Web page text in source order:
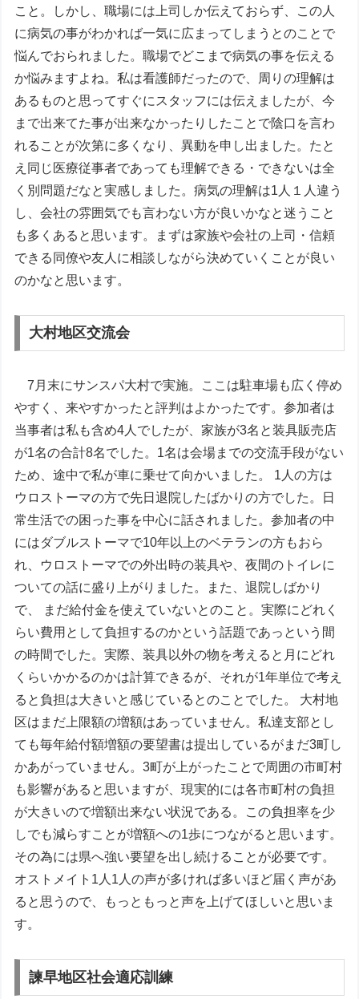
こと。しかし、職場には上司しか伝えておらず、この人
に病気の事がわかれば一気に広まってしまうとのことで
悩んでおられました。職場でどこまで病気の事を伝える
か悩みますよね。私は看護師だったので、周りの理解は
あるものと思ってすぐにスタッフには伝えましたが、今
まで出来てた事が出来なかったりしたことで陰口を言わ
れることが次第に多くなり、異動を申し出ました。たと
え同じ医療従事者であっても理解できる・できないは全
く別問題だなと実感しました。病気の理解は1人１人違う
し、会社の雰囲気でも言わない方が良いかなと迷うこと
も多くあると思います。まずは家族や会社の上司・信頼
できる同僚や友人に相談しながら決めていくことが良い
のかなと思います。
大村地区交流会
7月末にサンスパ大村で実施。ここは駐車場も広く停め
やすく、来やすかったと評判はよかったです。参加者は
当事者は私も含め4人でしたが、家族が3名と装具販売店
が1名の合計8名でした。1名は会場までの交流手段がない
ため、途中で私が車に乗せて向かいました。 1人の方は
ウロストーマの方で先日退院したばかりの方でした。日
常生活での困った事を中心に話されました。参加者の中
にはダブルストーマで10年以上のベテランの方もおら
れ、ウロストーマでの外出時の装具や、夜間のトイレに
ついての話に盛り上がりました。また、退院しばかり
で、 まだ給付金を使えていないとのこと。実際にどれく
らい費用として負担するのかという話題であっという間
の時間でした。実際、装具以外の物を考えると月にどれ
くらいかかるのかは計算できるが、それが1年単位で考え
ると負担は大きいと感じているとのことでした。 大村地
区はまだ上限額の増額はあっていません。私達支部とし
ても毎年給付額増額の要望書は提出しているがまだ3町し
かあがっていません。3町が上がったことで周囲の市町村
も影響があると思いますが、現実的には各市町村の負担
が大きいので増額出来ない状況である。この負担率を少
しでも減らすことが増額への1歩につながると思います。
その為には県へ強い要望を出し続けることが必要です。
オストメイト1人1人の声が多ければ多いほど届く声があ
ると思うので、もっともっと声を上げてほしいと思いま
す。
諫早地区社会適応訓練